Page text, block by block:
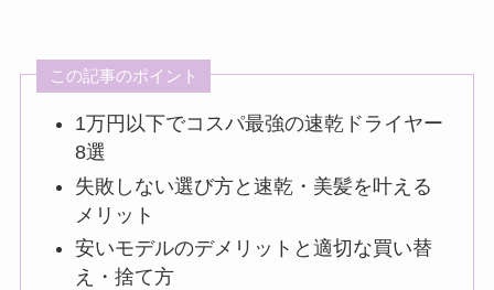
この記事のポイント
1万円以下でコスパ最強の速乾ドライヤー
8選
失敗しない選び方と速乾・美髪を叶える
メリット
安いモデルのデメリットと適切な買い替
え・捨て方